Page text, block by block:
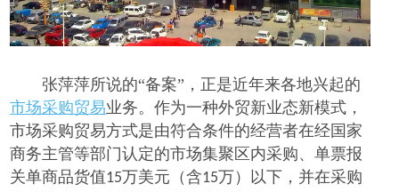
张萍萍所说的“备案”，正是近年来各地兴起的
市场采购贸易业务。作为一种外贸新业态新模式，
市场采购贸易方式是由符合条件的经营者在经国家
商务主管等部门认定的市场集聚区内采购、单票报
关单商品货值15万美元（含15万）以下，并在采购